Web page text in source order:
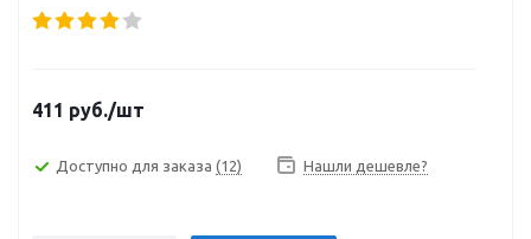
411 руб./шт
Доступно для заказа (12) Нашли дешевле?